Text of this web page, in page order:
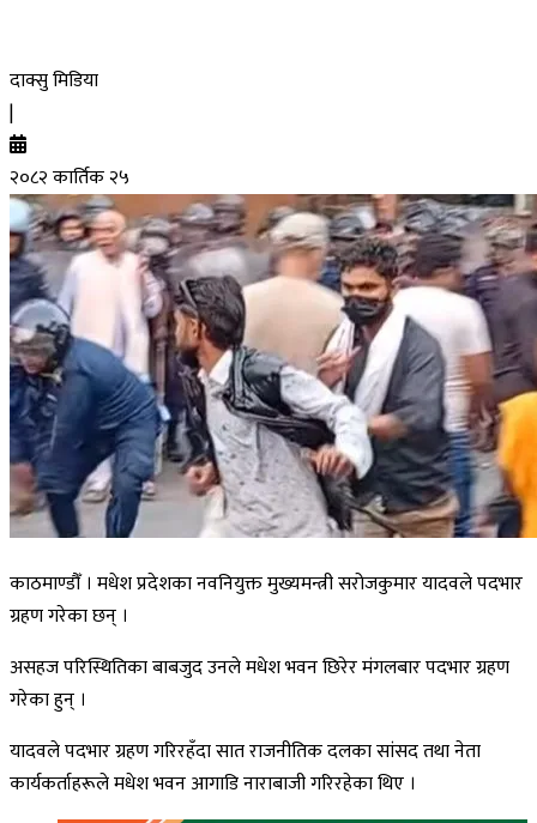
दाक्सु मिडिया
|
२०८२ कार्तिक २५
काठमाण्डौँ । मधेश प्रदेशका नवनियुक्त मुख्यमन्त्री सरोजकुमार यादवले पदभार
ग्रहण गरेका छन् ।
असहज परिस्थितिका बाबजुद उनले मधेश भवन छिरेर मंगलबार पदभार ग्रहण
गरेका हुन् ।
यादवले पदभार ग्रहण गरिरहँदा सात राजनीतिक दलका सांसद तथा नेता
कार्यकर्ताहरूले मधेश भवन आगाडि नाराबाजी गरिरहेका थिए ।